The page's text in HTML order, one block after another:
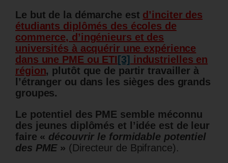
Le but de la démarche est d’inciter des
étudiants diplômés des écoles de
commerce, d’ingénieurs et des
universités à acquérir une expérience
dans une PME ou ETI [3] industrielles en
région, plutôt que de partir travailler à
l’étranger ou dans les sièges des grands
groupes.
Le potentiel des PME semble méconnu
des jeunes diplômés et l’idée est de leur
faire « découvrir le formidable potentiel
des PME» (Directeur de Bpifrance).